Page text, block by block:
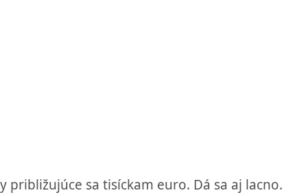
sa tisíckam euro. Dá sa aj